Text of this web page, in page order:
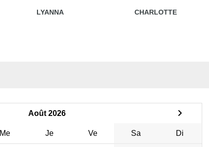
LYANNA CHARLOTTE
Août 2026
Me Je Ve Sa Di